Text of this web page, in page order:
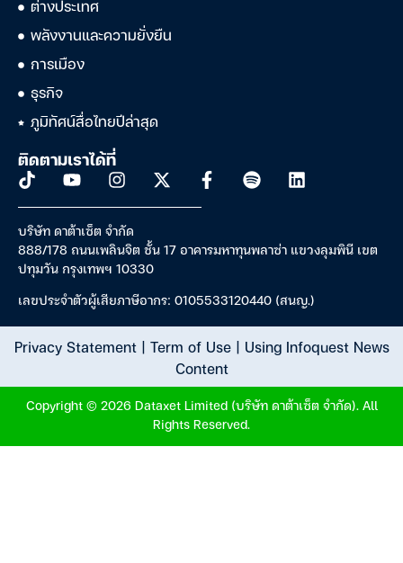
ต่างประเทศ
พลังงานและความยั่งยืน
การเมือง
ธุรกิจ
ภูมิทัศน์สื่อไทยปีล่าสุด
ติดตามเราได้ที่
บริษัท ดาต้าเซ็ต จำกัด
888/178 ถนนเพลินจิต ชั้น 17 อาคารมหาทุนพลาซ่า แขวงลุมพินี เขต
ปทุมวัน กรุงเทพฯ 10330
เลขประจำตัวผู้เสียภาษีอากร: 0105533120440 (สนญ.)
Privacy Statement| Term of Use| Using Infoquest News
Content
Copyright © 2026 Dataxet Limited (บริษัท ดาต้าเซ็ต จำกัด). All
Rights Reserved.